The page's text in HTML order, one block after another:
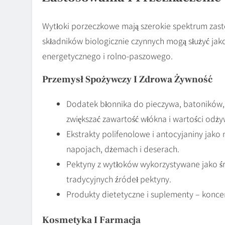
Wytłoki porzeczkowe mają szerokie spektrum
składników biologicznie czynnych mogą służyć
energetycznego i rolno-paszowego.
Przemysł Spożywczy I Zdrowa Żywność
Dodatek błonnika do pieczywa,
zwiększać zawartość włókna i wartości
Ekstrakty polifenolowe i antocyjaniny jako
napojach, dżemach i deserach.
Pektyny z wytłoków wykorzystywane
tradycyjnych źródeł pektyny.
Produkty dietetyczne i suplementy –
Kosmetyka I Farmacja